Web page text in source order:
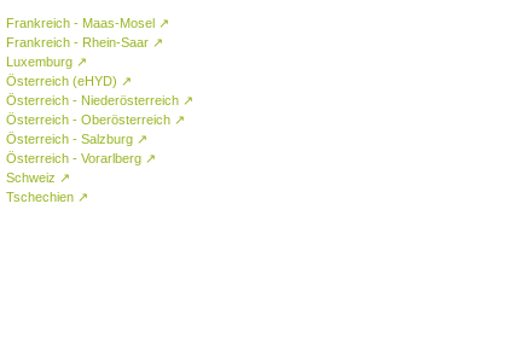
Frankreich - Maas-Mosel ↗
Frankreich - Rhein-Saar ↗
Luxemburg ↗
Österreich (eHYD) ↗
Österreich - Niederösterreich ↗
Österreich - Oberösterreich ↗
Österreich - Salzburg ↗
Österreich - Vorarlberg ↗
Schweiz ↗
Tschechien ↗